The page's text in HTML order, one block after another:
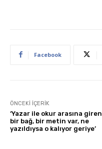
Facebook
ÖNCEKI İÇERIK
‘Yazar ile okur arasına giren
bir bağ, bir metin var, ne
yazıldıysa o kalıyor geriye’